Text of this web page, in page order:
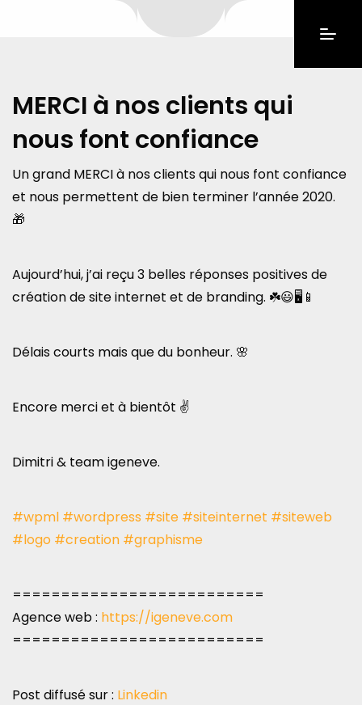
MERCI à nos clients qui
nous font confiance
Un grand MERCI à nos clients qui nous font confiance
et nous permettent de bien terminer l’année 2020.
🎁
Aujourd’hui, j’ai reçu 3 belles réponses positives de
création de site internet et de branding. ☘️😃🖥📱
Délais courts mais que du bonheur. 🌸
Encore merci et à bientôt ✌️
Dimitri & team igeneve.
#wpml #wordpress #site #siteinternet #siteweb
#logo #creation #graphisme
==========================
Agence web : https://igeneve.com
==========================
Post diffusé sur : Linkedin